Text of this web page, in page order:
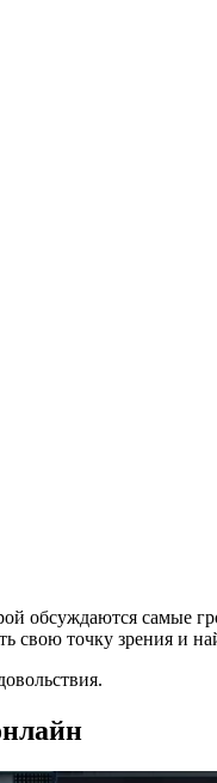
обсуждаются самые
свою точку зрения и